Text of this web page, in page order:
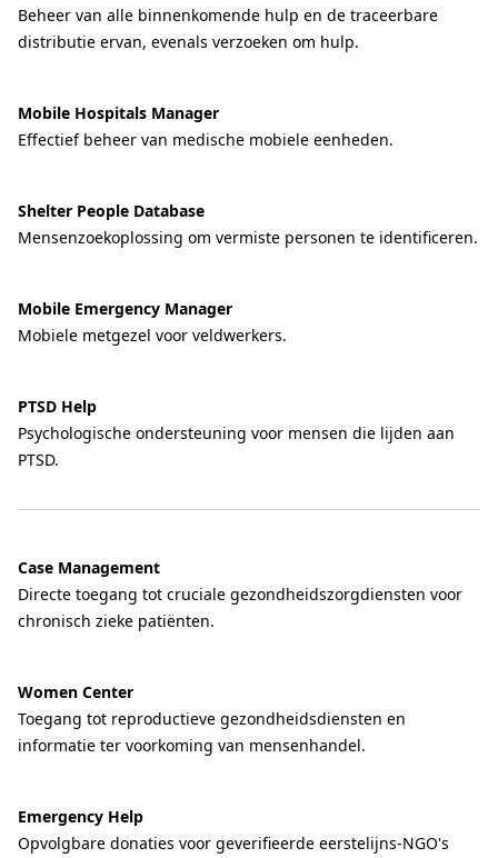
Beheer van alle binnenkomende hulp en de traceerbare
distributie ervan, evenals verzoeken om hulp.
Mobile Hospitals Manager
Effectief beheer van medische mobiele eenheden.
Shelter People Database
Mensenzoekoplossing om vermiste personen te identificeren.
Mobile Emergency Manager
Mobiele metgezel voor veldwerkers.
PTSD Help
Psychologische ondersteuning voor mensen die lijden aan
PTSD.
Case Management
Directe toegang tot cruciale gezondheidszorgdiensten voor
chronisch zieke patiënten.
Women Center
Toegang tot reproductieve gezondheidsdiensten en
informatie ter voorkoming van mensenhandel.
Emergency Help
Opvolgbare donaties voor geverifieerde eerstelijns-NGO's